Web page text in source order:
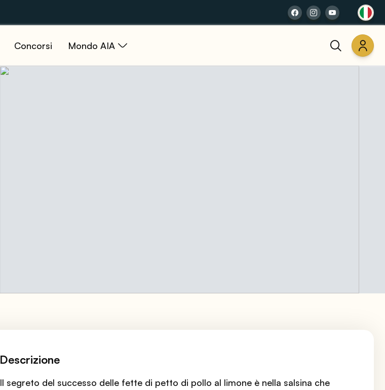
Concorsi Mondo AIA
Descrizione
Il segreto del successo delle fette di petto di pollo al limone è nella salsina che